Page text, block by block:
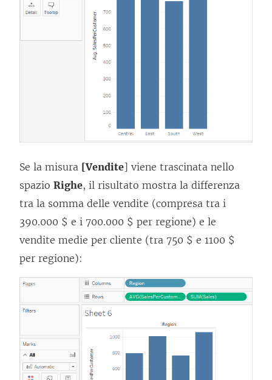
Se la misura [Vendite] viene trascinata nello
spazio Righe, il risultato mostra la differenza
tra la somma delle vendite (compresa tra i
390.000 $ e i 700.000 $ per regione) e le
vendite medie per cliente (tra 750 $ e 1100 $
per regione):